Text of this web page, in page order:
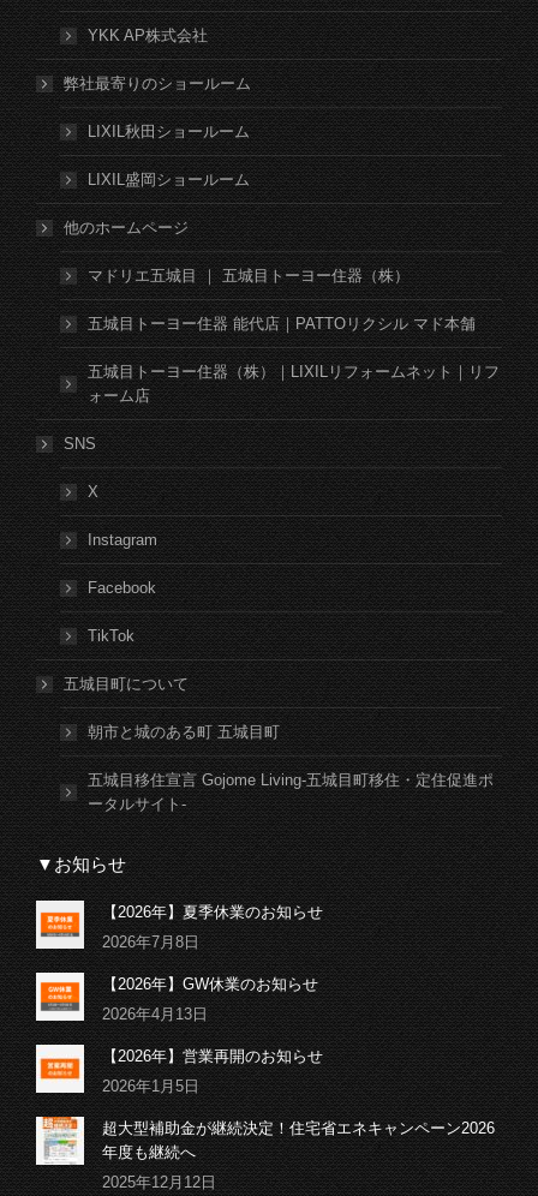
YKK AP株式会社
弊社最寄りのショールーム
LIXIL秋田ショールーム
LIXIL盛岡ショールーム
他のホームページ
マドリエ五城目 ｜ 五城目トーヨー住器（株）
五城目トーヨー住器 能代店｜PATTOリクシル マド本舗
五城目トーヨー住器（株）｜LIXILリフォームネット｜リフ
ォーム店
SNS
X
Instagram
Facebook
TikTok
五城目町について
朝市と城のある町 五城目町
五城目移住宣言 Gojome Living-五城目町移住・定住促進ポ
ータルサイト-
▼お知らせ
【2026年】夏季休業のお知らせ
2026年7月8日
【2026年】GW休業のお知らせ
2026年4月13日
【2026年】営業再開のお知らせ
2026年1月5日
超大型補助金が継続決定！住宅省エネキャンペーン2026
年度も継続へ
2025年12月12日